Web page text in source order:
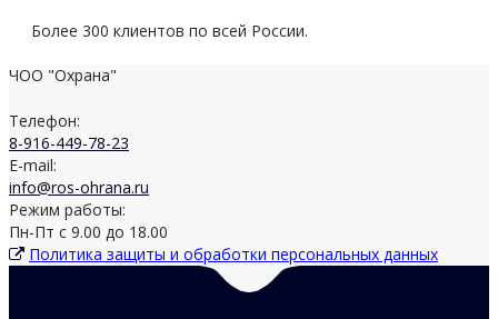
Более 300 клиентов по всей России.
ЧОО "Охрана"
Телефон:
8-916-449-78-23
E-mail:
info@ros-ohrana.ru
Режим работы:
Пн-Пт с 9.00 до 18.00
Политика защиты и обработки персональных данных